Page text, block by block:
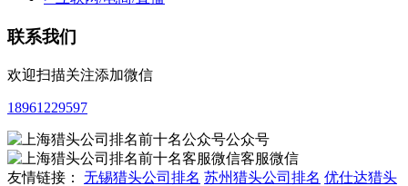
联系我们
欢迎扫描关注添加微信
18961229597
公众号
客服微信
友情链接： 无锡猎头公司排名 苏州猎头公司排名 优仕达猎头